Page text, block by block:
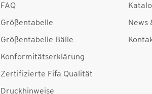
FAQ
Größentabelle
Größentabelle Bälle
Konformitätserklärung
Zertifizierte Fifa Qualität
Druckhinweise
News